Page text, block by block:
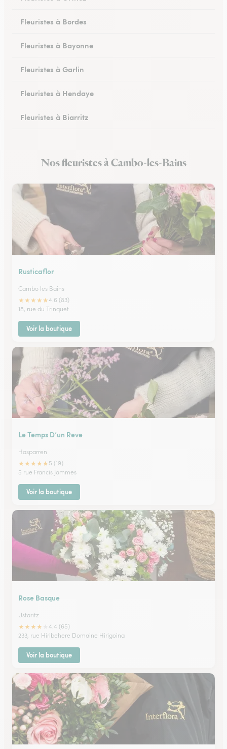
Fleuristes à Bordes
Fleuristes à Bayonne
Fleuristes à Garlin
Fleuristes à Hendaye
Fleuristes à Biarritz
Fleuristes à Ustaritz
Nos fleuristes à Cambo-les-Bains
Rusticaflor
Cambo les Bains
★★★★★4.6 (83)
18, rue du Trinquet
Voir la boutique
Le Temps D’un Reve
Hasparren
★★★★★ 5 (19)
5 rue Francis Jammes
Voir la boutique
Rose Basque
Ustaritz
★★★★
4.4 (65)
233, rue Hiribehere Domaine Hirigoina
Voir la boutique